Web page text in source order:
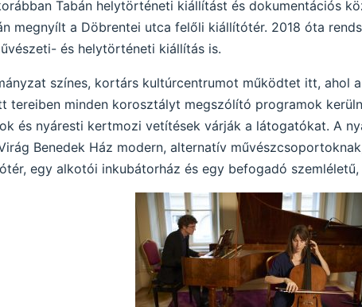
Tabán helytörténeti kiállítást és dokumentációs
megnyílt a Döbrentei utca felőli kiállítótér. 2018 óta
és helytörténeti kiállítás is.
színes, kortárs kultúrcentrumot működtet itt, ahol
tereiben minden korosztályt megszólító programok
és nyáresti kertmozi vetítések várják a látogatókat. A
Benedek Ház modern, alternatív
egy alkotói inkubátorház és egy befogadó